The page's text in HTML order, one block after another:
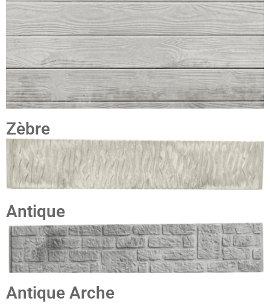
Zèbre
Antique
Antique Arche